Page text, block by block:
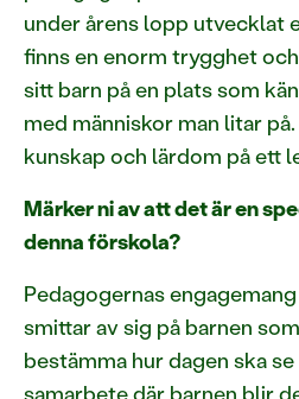
under årens lopp utvecklat
finns en enorm trygghet
sitt barn på en plats som
med människor man litar
kunskap och lärdom på ett
Märker ni av att det är en
denna förskola?
Pedagogernas
smittar av sig på barnen
bestämma hur dagen ska
samarbete där barnen blir